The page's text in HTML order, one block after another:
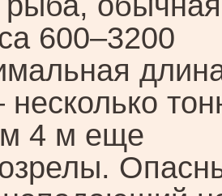
600–3200
4 м еще